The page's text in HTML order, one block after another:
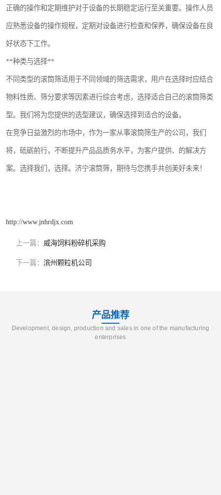
正确的操作和定期维护对于设备的长期稳定运行至关重要。操作人员
应熟悉设备的操作规程，定期对设备进行检查和保养，确保设备在良
好状态下工作。
**种类与选择**
不同类型的滚筒筛适用于不同领域的筛选需求，用户在选择时应结合
物料性质、筛分要求等因素进行综合考虑，选择适合自己的滚筒筛类
型。我们将为您提供的选型建议，确保选择到适合的设备。
在竞争日益激烈的市场中，作为一家从事滚筒筛生产的公司，我们
将，砥砺前行，不断提升产品品质务水平，为客户提供、的解决方
案。选择我们，选择。济宁滚筒筛，期待与您携手共创美好未来！
http://www.jnhrdjx.com
上一篇： 威海饲料粉碎机采购
下一篇： 滨州颗粒机公司
产品推荐
Development, design, production and sales in one of the manufacturing
enterprises